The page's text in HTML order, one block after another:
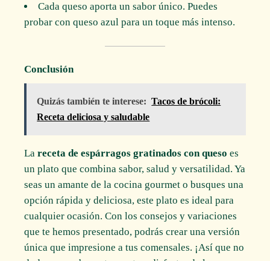
Cada queso aporta un sabor único. Puedes
probar con queso azul para un toque más intenso.
Conclusión
Quizás también te interese: Tacos de brócoli:
Receta deliciosa y saludable
Lareceta de espárragos gratinados con queso es
un plato que combina sabor, salud y versatilidad. Ya
seas un amante de la cocina gourmet o busques una
opción rápida y deliciosa, este plato es ideal para
cualquier ocasión. Con los consejos y variaciones
que te hemos presentado, podrás crear una versión
única que impresione a tus comensales. ¡Así que no